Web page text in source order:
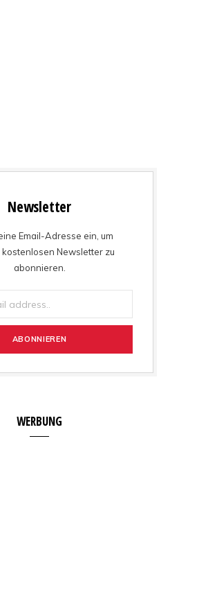
Newsletter
Email-Adresse ein, um
Newsletter zu
abonnieren.
WERBUNG